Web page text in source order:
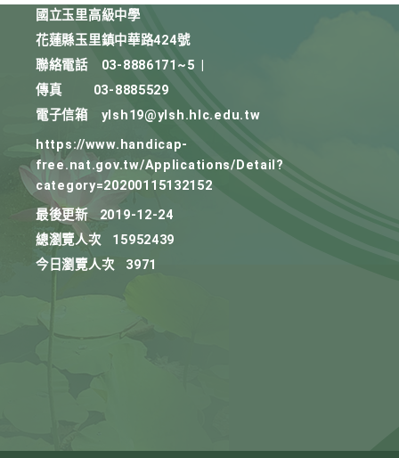
國立玉里高級中學
花蓮縣玉里鎮中華路424號
聯絡電話
03-8886171~5
傳真
03-8885529
電子信箱
ylsh19@ylsh.hlc.edu.tw
https://www.handicap-
free.nat.gov.tw/Applications/Detail?
category=20200115132152
最後更新
2019-12-24
總瀏覽人次
15952439
今日瀏覽人次
3971